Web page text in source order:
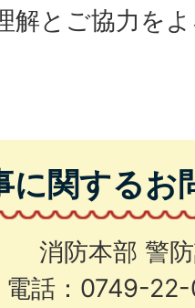
解とご協力を
に関するお
消防本部 警
電話：0749-